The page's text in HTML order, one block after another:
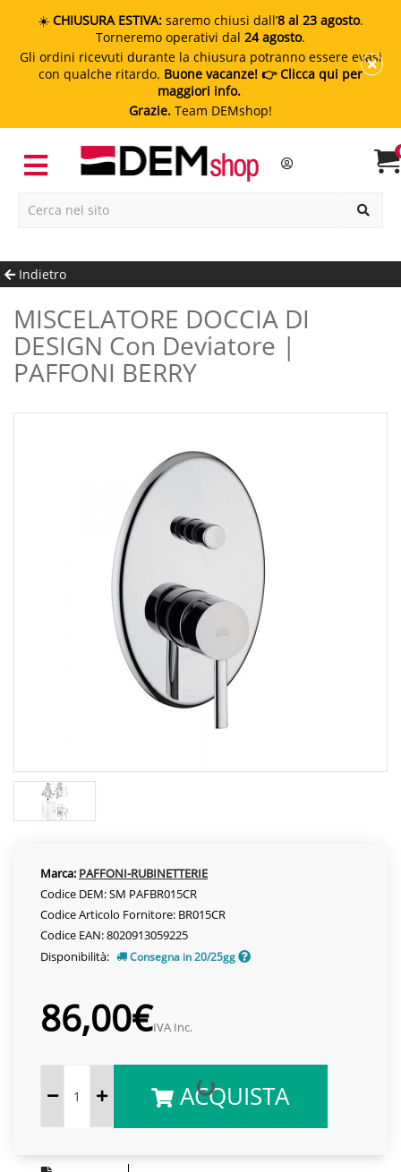
☀️ CHIUSURA ESTIVA: saremo chiusi dall’8 al 23 agosto.
Torneremo operativi dal 24 agosto.
Gli ordini ricevuti durante la chiusura potranno essere evasi
con qualche ritardo. Buone vacanze! 👉 Clicca qui per
maggiori info.
Grazie. Team DEMshop!
Indietro
MISCELATORE DOCCIA DI
DESIGN Con Deviatore |
PAFFONI BERRY
Marca: PAFFONI-RUBINETTERIE
Codice DEM: SM PAFBR015CR
Codice Articolo Fornitore: BR015CR
Codice EAN: 8020913059225
Disponibilità:
Consegna in 20/25gg
86,00€IVA Inc.
ACQUISTA